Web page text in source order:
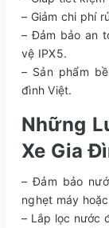
– Giảm chi phí
– Đảm bảo an
vệ IPX5.
– Sản phẩm
đình Việt.
Những
Xe Gia
– Đảm bảo
nghẹt máy
– Lắp lọc nước